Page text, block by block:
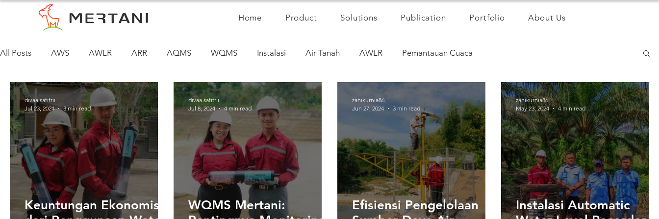
Home Product Solutions Publication Portfolio About Us
All Posts AWS AWLR ARR AQMS WQMS Instalasi Air Tanah AWLR Pemantauan Cuaca
Keuntungan Ekonomis
divaa safitrii
Jul 23, 2024
3 min read
WQMS Mertani:
divaa safitrii
Jul 8, 2024
4 min read
Efisiensi Pengelolaan
zanikurnia86
Jun 27, 2024
3 min read
Instalasi Automatic
zanikurnia86
May 23, 2024
4 min read